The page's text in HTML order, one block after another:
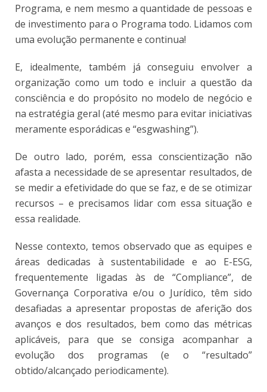
Programa, e nem mesmo a quantidade de pessoas e
de investimento para o Programa todo. Lidamos com
uma evolução permanente e continua!
E, idealmente, também já conseguiu envolver a
organização como um todo e incluir a questão da
consciência e do propósito no modelo de negócio e
na estratégia geral (até mesmo para evitar iniciativas
meramente esporádicas e “esgwashing”).
De outro lado, porém, essa conscientização não
afasta a necessidade de se apresentar resultados, de
se medir a efetividade do que se faz, e de se otimizar
recursos – e precisamos lidar com essa situação e
essa realidade.
Nesse contexto, temos observado que as equipes e
áreas dedicadas à sustentabilidade e ao E-ESG,
frequentemente ligadas às de “Compliance”, de
Governança Corporativa e/ou o Jurídico, têm sido
desafiadas a apresentar propostas de aferição dos
avanços e dos resultados, bem como das métricas
aplicáveis, para que se consiga acompanhar a
evolução dos programas (e o “resultado”
obtido/alcançado periodicamente).